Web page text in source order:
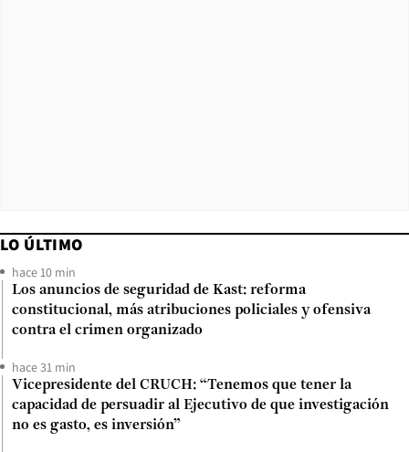
LO ÚLTIMO
hace 10 min
Los anuncios de seguridad de Kast: reforma
constitucional, más atribuciones policiales y ofensiva
contra el crimen organizado
hace 31 min
Vicepresidente del CRUCH: “Tenemos que tener la
capacidad de persuadir al Ejecutivo de que investigación
no es gasto, es inversión”